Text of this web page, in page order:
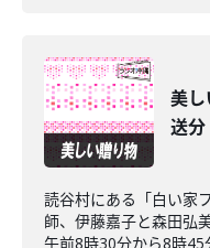
美
送分
読谷村にある「白い家
師、伊藤嘉子と森田弘
午前8時30分から8時45